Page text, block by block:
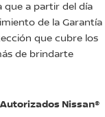
que a partir del día
de la Garantía
que cubre los
de brindarte
Nissan®